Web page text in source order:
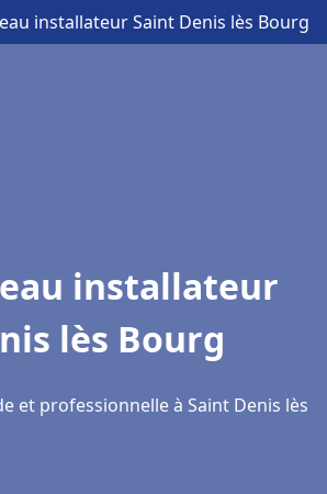
installateur Saint Denis lès Bourg
installateur
lès Bourg
et professionnelle à Saint Denis lès